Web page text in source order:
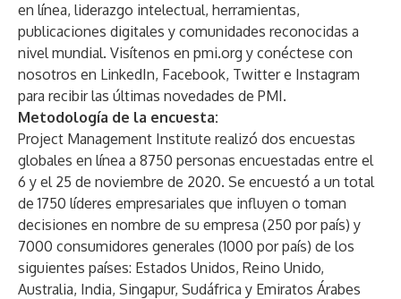
en línea, liderazgo intelectual, herramientas,
publicaciones digitales y comunidades reconocidas a
nivel mundial. Visítenos en pmi.org y conéctese con
nosotros en LinkedIn, Facebook, Twittere Instagram
para recibir las últimas novedades de PMI.
Metodología de la encuesta:
Project Management Institute realizó dos encuestas
globales en línea a 8750 personas encuestadas entre el
6 y el 25 de noviembre de 2020. Se encuestó a un total
de 1750 líderes empresariales que influyen o toman
decisiones en nombre de su empresa (250 por país) y
7000 consumidores generales (1000 por país) de los
siguientes países: Estados Unidos, Reino Unido,
Australia, India, Singapur, Sudáfrica y Emiratos Árabes